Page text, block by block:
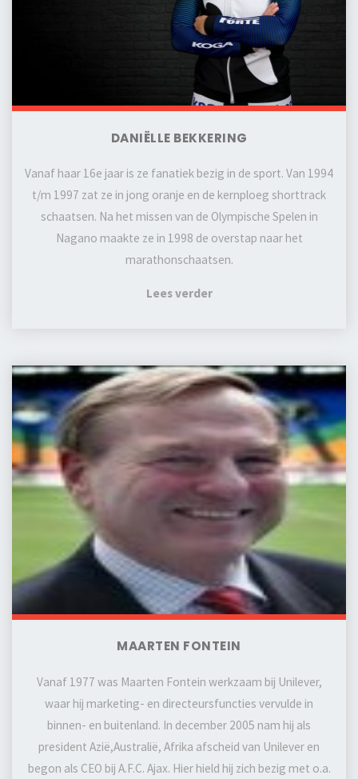
DANIËLLE BEKKERING
Vanaf haar 16e jaar is ze fanatiek bezig in de sport. Van 1994
t/m 1997 zat ze in jong oranje en de kernploeg shorttrack
schaatsen. Na het missen van de Olympische Spelen in
Nagano maakte ze in 1998 de overstap naar het
marathonschaatsen.
Lees verder
MAARTEN FONTEIN
Vanaf 1977 was Maarten Fontein werkzaam bij Unilever,
waar hij marketing- en directeursfuncties vervulde in
binnen- en buitenland. In december 2005 nam hij als
president Azië,Australië, Afrika afscheid van Unilever en
begon als CEO bij A.F.C. Ajax. Hier hield hij zich bezig met o.a.